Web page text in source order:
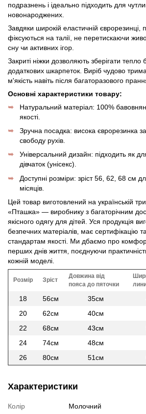
подразнень і ідеально підходить для
новонароджених.
Завдяки широкій еластичній єврорезинці,
фіксуються на талії, не перетискаючи
сну чи активних ігор.
Закриті ніжки дозволяють зберігати тепло
додаткових шкарпеток. Виріб чудово
м'якість навіть після багаторазового
Основні характеристики товару:
Натуральний матеріал: 100%
якості.
Зручна посадка: висока єврорезинка
свободу рухів.
Універсальний дизайн: підходить як
дівчаток (унісекс).
Доступні розміри: зріст 56, 62, 68 см
місяців.
Цей товар виготовлений на українській
«Пташка» — виробнику з багаторічним
якісного одягу для дітей. Уся продукція
безпечних матеріалів, має сертифікацію
стандартам якості. Ми дбаємо про
перших днів життя, поєднуючи
кожній моделі.
Розмір Зріст
Довжина від
пояса до пяточки
18 56см 35см
20
62см 40см
22
68см 43см
24
74см 48см
26
80см 51см
Характеристики
Колір
Молочний